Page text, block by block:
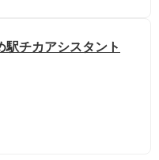
駅チカアシスタント